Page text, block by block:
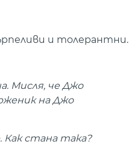
и толерантни.
Мисля, че Джо
на Джо
Как стана така?